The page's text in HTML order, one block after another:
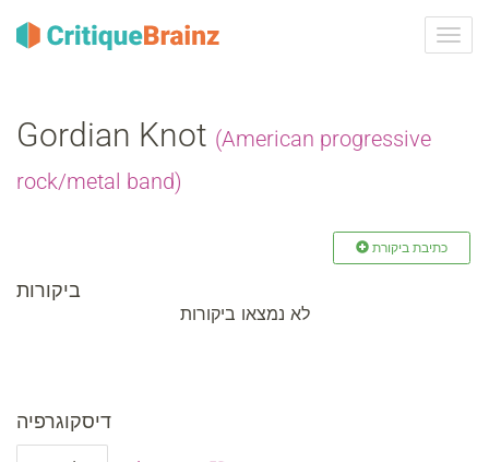
ברר
ניווט
Gordian Knot (American progressive
rock/metal band)
כתיבת ביקורת
ביקורות
לא נמצאו ביקורות
דיסקוגרפיה